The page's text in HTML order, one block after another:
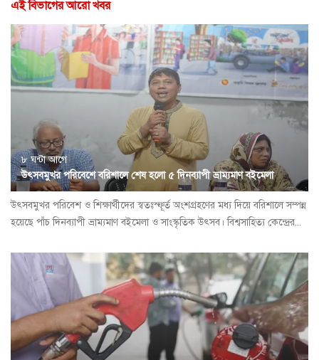
এই বিভাগের আরো খবর
৮ ঘন্টা আগে
উৎসবমুখর পরিবেশে বরিশালে শেষ হলো ৫ দিনব্যাপী ভ্রাম্যমাণ বইমেলা
উৎসবমুখর পরিবেশ ও শিক্ষার্থীদের স্বতঃস্ফূর্ত অংশগ্রহণের মধ্য দিয়ে বরিশালে সম্পন্ন
হয়েছে পাঁচ দিনব্যাপী ভ্রাম্যমাণ বইমেলা ও সাংস্কৃতিক উৎসব। বিশ্বসাহিত্য কেন্দ্রের...